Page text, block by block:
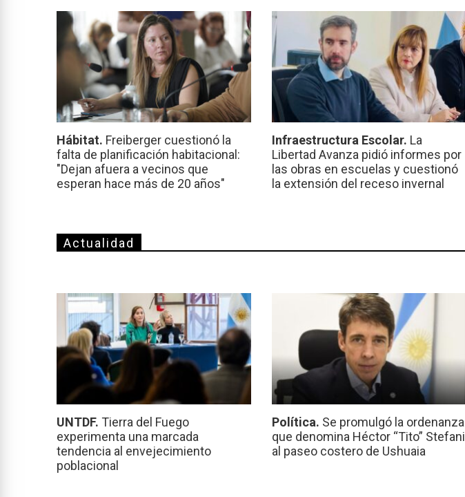
Hábitat. Freiberger cuestionó la
falta de planificación habitacional:
"Dejan afuera a vecinos que
esperan hace más de 20 años"
Infraestructura Escolar. La
Libertad Avanza pidió informes por
las obras en escuelas y cuestionó
la extensión del receso invernal
Actualidad
UNTDF. Tierra del Fuego
experimenta una marcada
tendencia al envejecimiento
poblacional
Política. Se promulgó la ordenanza
que denomina Héctor “Tito” Stefani
al paseo costero de Ushuaia